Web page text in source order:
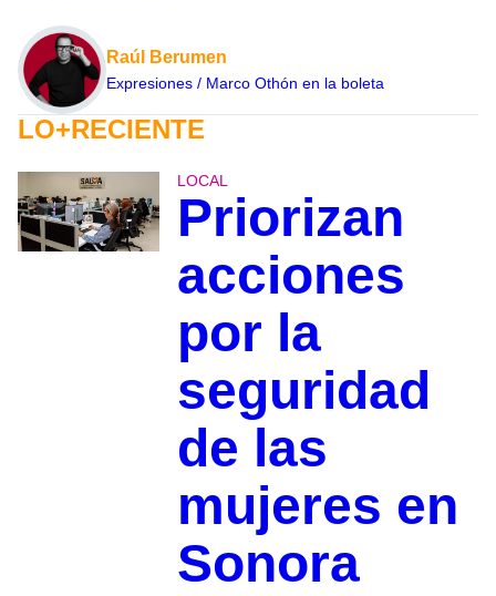
Raúl Berumen
Expresiones / Marco Othón en la boleta
LO+RECIENTE
LOCAL
Priorizan
acciones
por la
seguridad
de las
mujeres en
Sonora